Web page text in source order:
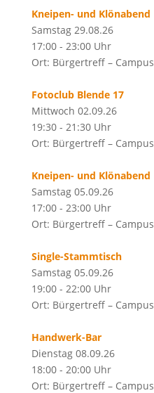
Kneipen- und Klönabend
Samstag 29.08.26
17:00 - 23:00 Uhr
Ort: Bürgertreff – Campus
Fotoclub Blende 17
Mittwoch 02.09.26
19:30 - 21:30 Uhr
Ort: Bürgertreff – Campus
Kneipen- und Klönabend
Samstag 05.09.26
17:00 - 23:00 Uhr
Ort: Bürgertreff – Campus
Single-Stammtisch
Samstag 05.09.26
19:00 - 22:00 Uhr
Ort: Bürgertreff – Campus
Handwerk-Bar
Dienstag 08.09.26
18:00 - 20:00 Uhr
Ort: Bürgertreff – Campus